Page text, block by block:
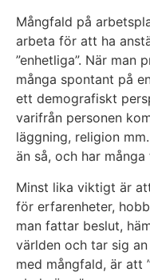
Mångfald på
arbeta för att ha
”enhetliga”. När man
många spontant på
ett demografiskt
varifrån personen
läggning, religion
än så, och har
Minst lika viktigt är
för erfarenheter,
man fattar beslut,
världen och tar sig
med mångfald, är att